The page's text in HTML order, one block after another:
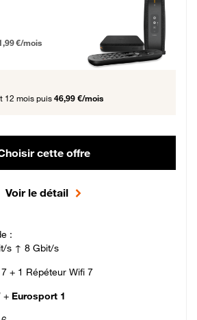
12 mois puis 51,99 € par mois, Engagement 12 mois
€/mois
12 mois puis 46,99 €/mois
cette offre
Voir le détail
:
s ↑ 8 Gbit/s
+ 1 Répéteur Wifi 7
+ Eurosport 1